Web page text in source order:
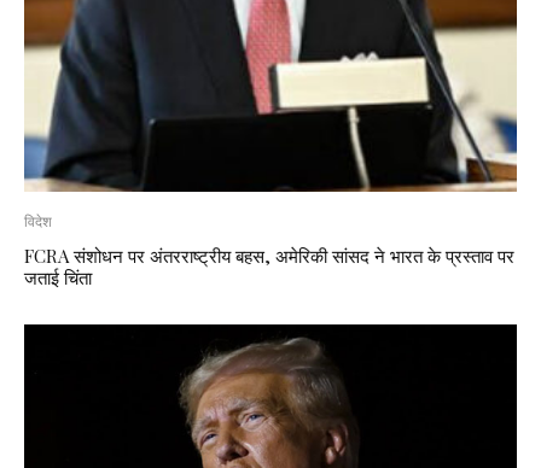
विदेश
FCRA संशोधन पर अंतरराष्ट्रीय बहस, अमेरिकी सांसद ने भारत के प्रस्ताव पर
जताई चिंता